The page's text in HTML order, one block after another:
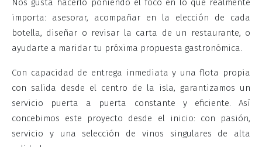
Nos gusta hacerlo poniendo el foco en lo que realmente
importa: asesorar, acompañar en la elección de cada
botella, diseñar o revisar la carta de un restaurante, o
ayudarte a maridar tu próxima propuesta gastronómica.
Con capacidad de entrega inmediata y una flota propia
con salida desde el centro de la isla, garantizamos un
servicio puerta a puerta constante y eficiente. Así
concebimos este proyecto desde el inicio: con pasión,
servicio y una selección de vinos singulares de alta